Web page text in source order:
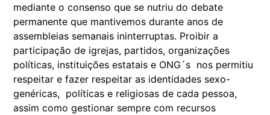
mediante o consenso que se nutriu do debate
permanente que mantivemos durante anos de
assembleias semanais ininterruptas. Proibir a
participação de igrejas, partidos, organizações
políticas, instituições estatais e ONG´s nos permitiu
respeitar e fazer respeitar as identidades sexo-
genéricas, políticas e religiosas de cada pessoa,
assim como gestionar sempre com recursos